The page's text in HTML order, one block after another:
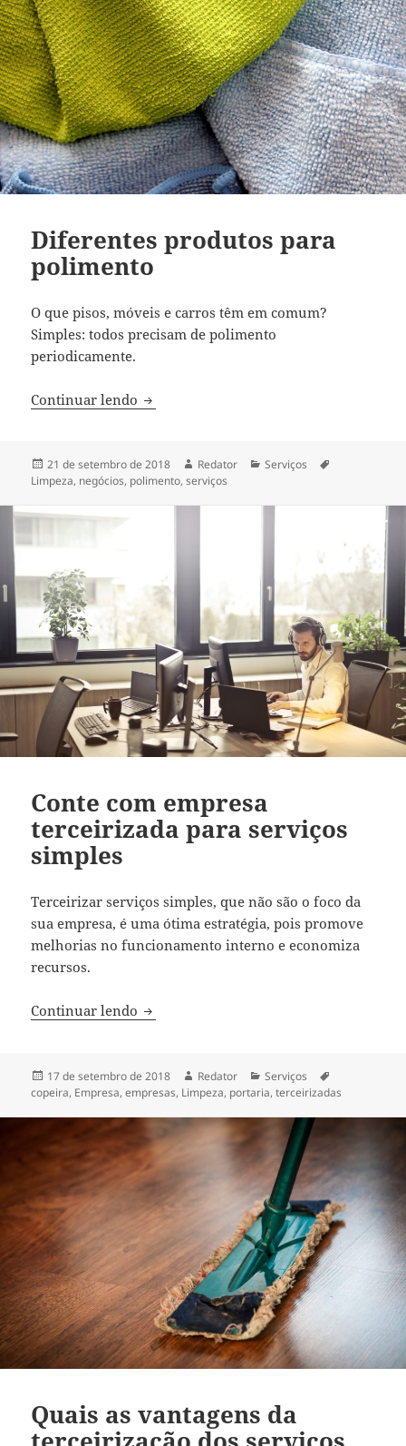
Diferentes produtos para
polimento
O que pisos, móveis e carros têm em comum?
Simples: todos precisam de polimento
periodicamente.
Continuar lendo Diferentes produtos para polimento
Publicado
em
21 de setembro de 2018 Autor
Redator Categorias
Serviços
Limpeza, negócios, polimento,serviços
Conte com empresa
terceirizada para serviços
simples
Terceirizar serviços simples, que não são o foco da
sua empresa, é uma ótima estratégia, pois promove
melhorias no funcionamento interno e economiza
recursos.
Continuar lendo Conte com empresa terceirizada para
Publicado
em
17 de setembro de 2018 Autor
Redator Categorias
Serviços
copeira, Empresa,empresas, Limpeza, portaria,terceirizadas
Quais as vantagens da